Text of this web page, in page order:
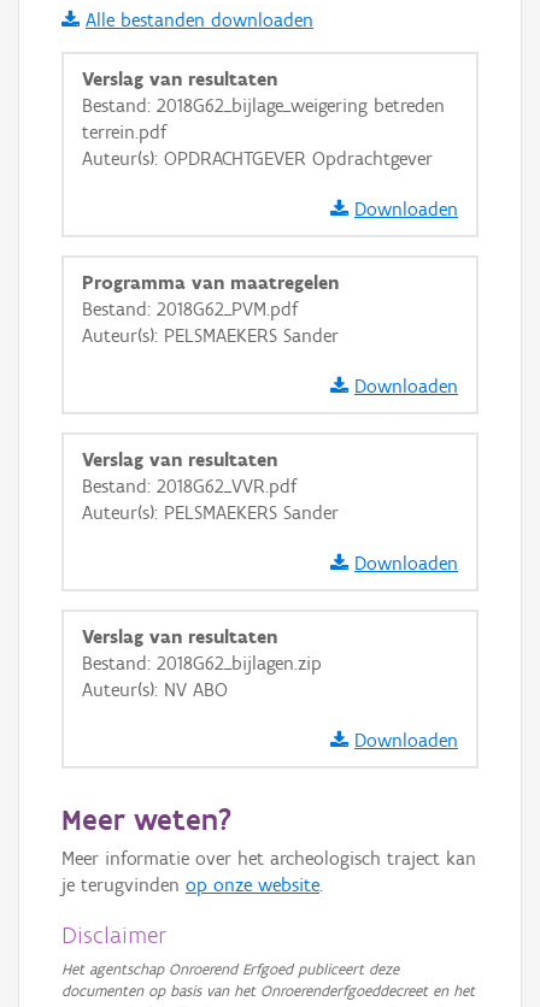
i
+
Basis Lagen
Ortho
GRB-Basiskaart in grijswaarden
Alle bestanden downloaden
Verslag van resultaten
Bestand: 2018G62_bijlage_weigering betreden
terrein.pdf
Auteur(s): OPDRACHTGEVER Opdrachtgever
Downloaden
Programma van maatregelen
Bestand: 2018G62_PVM.pdf
Auteur(s): PELSMAEKERS Sander
Downloaden
Verslag van resultaten
Bestand: 2018G62_VVR.pdf
Auteur(s): PELSMAEKERS Sander
Downloaden
Verslag van resultaten
Bestand: 2018G62_bijlagen.zip
Auteur(s): NV ABO
Downloaden
Meer weten?
Meer informatie over het archeologisch traject kan
je terugvinden op onze website.
Disclaimer
Het agentschap Onroerend Erfgoed publiceert deze
documenten op basis van het Onroerenderfgoeddecreet en het